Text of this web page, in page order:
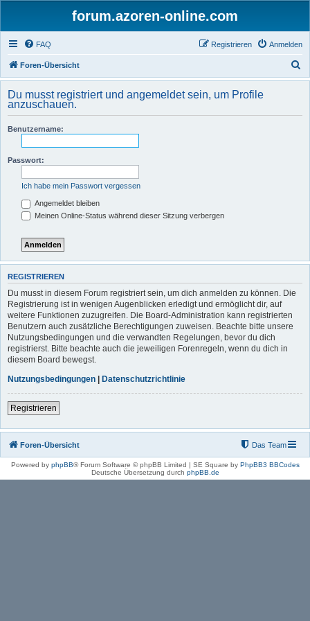
forum.azoren-online.com
FAQ Anmelden
Registrieren
Foren-Übersicht
u
h
Du musst registriert und angemeldet sein, um Profile
anzuschauen.
Benutzername:
Passwort:
Ich habe mein Passwort vergessen
Angemeldet bleiben
Meinen Online-Status während dieser Sitzung verbergen
REGISTRIEREN
Du musst in diesem Forum registriert sein, um dich anmelden zu können. Die
Registrierung ist in wenigen Augenblicken erledigt und ermöglicht dir, auf
weitere Funktionen zuzugreifen. Die Board-Administration kann registrierten
Benutzern auch zusätzliche Berechtigungen zuweisen. Beachte bitte unsere
Nutzungsbedingungen und die verwandten Regelungen, bevor du dich
registrierst. Bitte beachte auch die jeweiligen Forenregeln, wenn du dich in
diesem Board bewegst.
Nutzungsbedingungen | Datenschutzrichtlinie
Registrieren
Foren-Übersicht Das Team
Powered by phpBB® Forum Software © phpBB Limited | SE Square by PhpBB3 BBCodes
Deutsche Übersetzung durch phpBB.de